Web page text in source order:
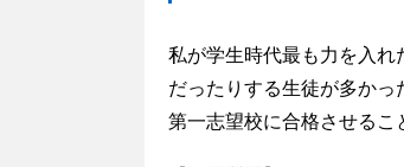
私が学生時代最も力を入
だったりする生徒が多か
第一志望校に合格させるこ